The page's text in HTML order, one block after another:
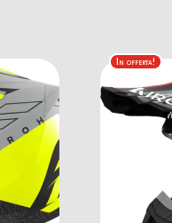
€.
In offerta!